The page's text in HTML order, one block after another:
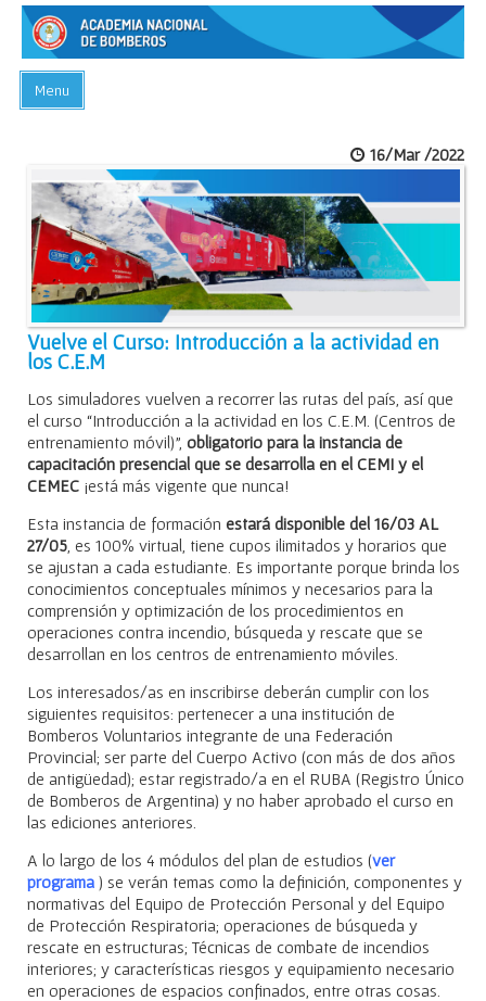
Menu
ACADEMIA
PREGUNTAS FRECUENTES
BIBLIOTECA
EVENTOS
CONTACTO
16/Mar /2022
Vuelve el Curso: Introducción a la actividad en
los C.E.M
Los simuladores vuelven a recorrer las rutas del país, así que
el curso “Introducción a la actividad en los C.E.M. (Centros de
entrenamiento móvil)”, obligatorio para la instancia de
capacitación presencial que se desarrolla en el CEMI y el
CEMEC ¡está más vigente que nunca!
Esta instancia de formación estará disponible del 16/03 AL
27/05 , es 100% virtual, tiene cupos ilimitados y horarios que
se ajustan a cada estudiante. Es importante porque brinda los
conocimientos conceptuales mínimos y necesarios para la
comprensión y optimización de los procedimientos en
operaciones contra incendio, búsqueda y rescate que se
desarrollan en los centros de entrenamiento móviles.
Los interesados/as en inscribirse deberán cumplir con los
siguientes requisitos: pertenecer a una institución de
Bomberos Voluntarios integrante de una Federación
Provincial; ser parte del Cuerpo Activo (con más de dos años
de antigüedad); estar registrado/a en el RUBA (Registro Único
de Bomberos de Argentina) y no haber aprobado el curso en
las ediciones anteriores.
A lo largo de los 4 módulos del plan de estudios (ver
programa ) se verán temas como la definición, componentes y
normativas del Equipo de Protección Personal y del Equipo
de Protección Respiratoria; operaciones de búsqueda y
rescate en estructuras; Técnicas de combate de incendios
interiores; y características riesgos y equipamiento necesario
en operaciones de espacios confinados, entre otras cosas.